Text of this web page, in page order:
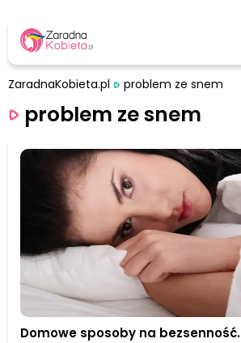
ZaradnaKobieta.pl problem ze snem
problem ze snem
Domowe sposoby na bezsenność.